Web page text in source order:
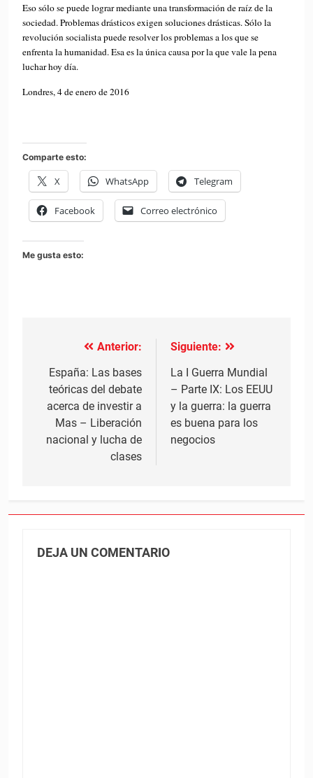
Eso sólo se puede lograr mediante una transformación de raíz de la
sociedad. Problemas drásticos exigen soluciones drásticas. Sólo la
revolución socialista puede resolver los problemas a los que se
enfrenta la humanidad. Esa es la única causa por la que vale la pena
luchar hoy día.
Londres, 4 de enero de 2016
Comparte esto:
X WhatsApp Telegram
Facebook Correo electrónico
Me gusta esto:
Navegación
de
entradas
Anterior:
España: Las bases
teóricas del debate
acerca de investir a
Mas – Liberación
nacional y lucha de
clases
Siguiente:
La I Guerra Mundial
– Parte IX: Los EEUU
y la guerra: la guerra
es buena para los
negocios
DEJA UN COMENTARIO